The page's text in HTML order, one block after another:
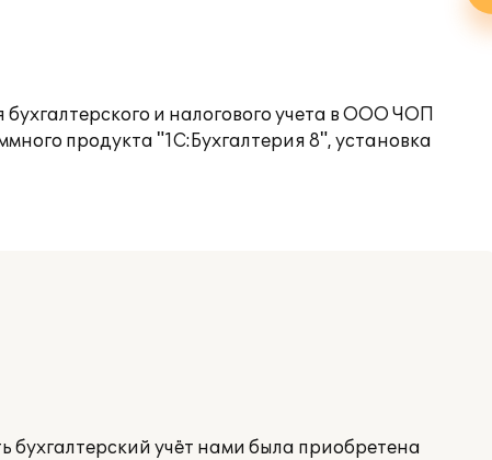
и налогового учета в ООО ЧОП
продукта "1С:Бухгалтерия 8", установка
учёт нами была приобретена